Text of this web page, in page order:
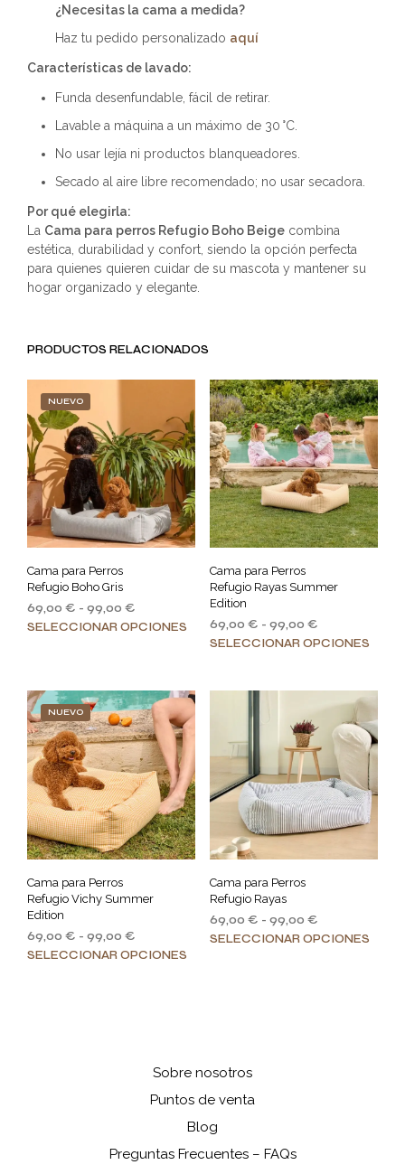
¿Necesitas la cama a medida?
Haz tu pedido personalizado aquí
Características de lavado:
Funda desenfundable, fácil de retirar.
Lavable a máquina a un máximo de 30 °C.
No usar lejía ni productos blanqueadores.
Secado al aire libre recomendado; no usar secadora.
Por qué elegirla:
La Cama para perros Refugio Boho Beige combina
estética, durabilidad y confort, siendo la opción perfecta
para quienes quieren cuidar de su mascota y mantener su
hogar organizado y elegante.
PRODUCTOS RELACIONADOS
NUEVO
Cama para Perros
Refugio Boho Gris
69,00 € - 99,00 €
de
hasta
99,00 €
SELECCIONAR OPCIONES
Este
producto
variantes.
opciones
pueden
elegir
en
la
página
producto
Cama para Perros
Refugio Rayas Summer
Edition
69,00 € - 99,00 €Rango
de
69,00 €
hasta
99,00 €
SELECCIONAR OPCIONES
Las
NUEVO
Cama para Perros
Refugio Vichy Summer
Edition
69,00 € - 99,00 €
de
SELECCIONAR OPCIONES
opciones
pueden
elegir
la
Cama para Perros
Refugio Rayas
69,00 € - 99,00 €Rango
de
SELECCIONAR OPCIONES
Sobre nosotros
Puntos de venta
Blog
Preguntas Frecuentes – FAQs